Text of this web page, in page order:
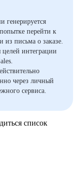
генерируется
перейти к
из письма о заказе.
интеграции
через личный
сервиса.
список